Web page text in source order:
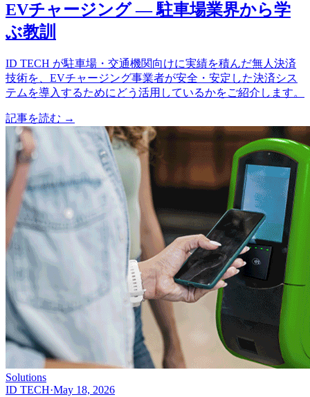
EVチャージング ― 駐車場業界から学
ぶ教訓
ID TECH が駐車場・交通機関向けに実績を積んだ無人決済
技術を、EVチャージング事業者が安全・安定した決済シス
テムを導入するためにどう活用しているかをご紹介します。
記事を読む →
Solutions
ID TECH·May 18, 2026